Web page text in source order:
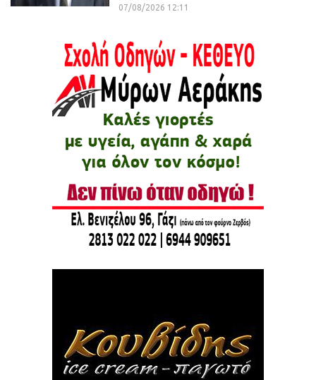
07/08/2026 12:11